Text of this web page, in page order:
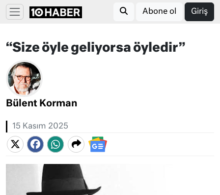
Abone ol Giriş
“Size öyle geliyorsa öyledir”
Bülent Korman
15 Kasım 2025